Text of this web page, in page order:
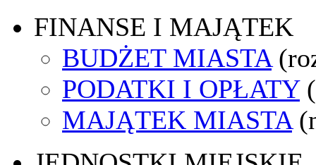
FINANSE I MAJĄTEK
BUDŻET MIASTA
PODATKI I OPŁATY
MAJĄTEK MIASTA